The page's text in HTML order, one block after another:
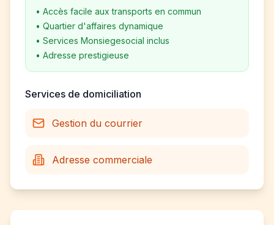
• Accès facile aux transports en commun
• Quartier d'affaires dynamique
• Services Monsiegesocial inclus
• Adresse prestigieuse
Services de domiciliation
Gestion du courrier
Adresse commerciale